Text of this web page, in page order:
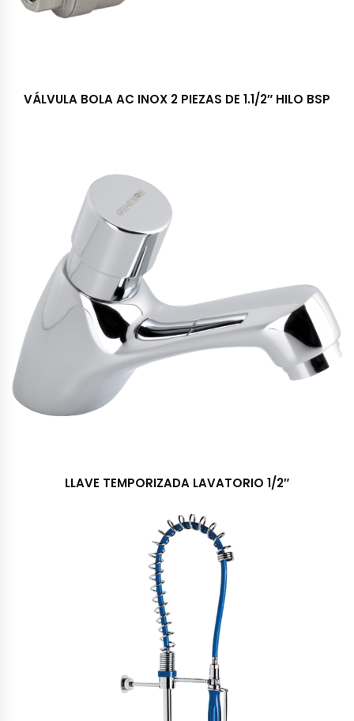
VÁLVULA BOLA AC INOX 2 PIEZAS DE 1.1/2″ HILO BSP
LLAVE TEMPORIZADA LAVATORIO 1/2″